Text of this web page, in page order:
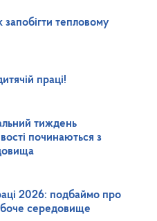
тепловому
праці!
тиждень
починаються з
2026: подбаймо про
середовище